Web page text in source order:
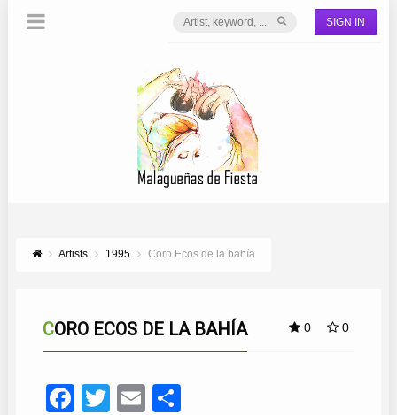
SIGN IN
Artists 1995 Coro Ecos de la bahía
0 0
CORO ECOS DE LA BAHÍA
Facebook
TwitterEmail